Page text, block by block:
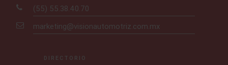
(55) 55.38.40.70
marketing@visionautomotriz.com.mx
DIRECTORIO